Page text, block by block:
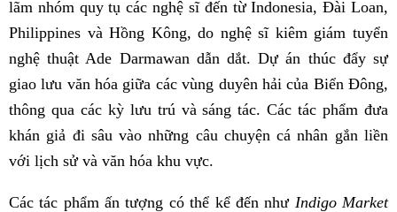
lãm nhóm quy tụ các nghệ sĩ đến từ Indonesia, Đài Loan,
Philippines và Hồng Kông, do nghệ sĩ kiêm giám tuyển
nghệ thuật Ade Darmawan dẫn dắt. Dự án thúc đẩy sự
giao lưu văn hóa giữa các vùng duyên hải của Biển Đông,
thông qua các kỳ lưu trú và sáng tác. Các tác phẩm đưa
khán giả đi sâu vào những câu chuyện cá nhân gắn liền
với lịch sử và văn hóa khu vực.
Các tác phẩm ấn tượng có thể kể đến như Indigo Market